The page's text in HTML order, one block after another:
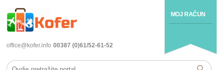
MOJ RAČUN
office@kofer.info 00387 (0)61/52-61-52